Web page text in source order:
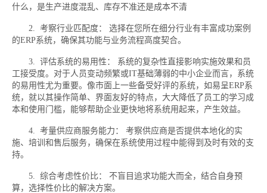
什么，是生产进度混乱、库存不准还是成本不清
2. 考察行业匹配度： 选择在您所在细分行业有丰富成功案例
的ERP系统，确保其功能与业务流程高度契合。
3. 评估系统的易用性： 系统的复杂性直接影响实施效果和员
工接受度。对于人员变动频繁或IT基础薄弱的中小企业而言，系统
的易用性尤为重要。像市面上一些备受好评的系统，如易呈ERP系
统，就以其操作简单、界面友好的特点，大大降低了员工的学习成
本和使用门槛，能够帮助企业更快地将系统用起来，产生效益。
4. 考量供应商服务能力： 考察供应商是否提供本地化的实
施、培训和售后服务，确保在系统使用过程中能得到及时有效的支
持。
5. 综合考虑性价比： 不盲目追求功能大而全，结合自身预
算，选择性价比的解决方案。